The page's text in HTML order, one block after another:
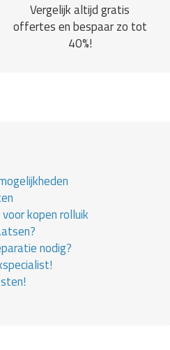
Vergelijk altijd gratis
offertes en bespaar zo tot
40%!
kopen rolluik
nodig?